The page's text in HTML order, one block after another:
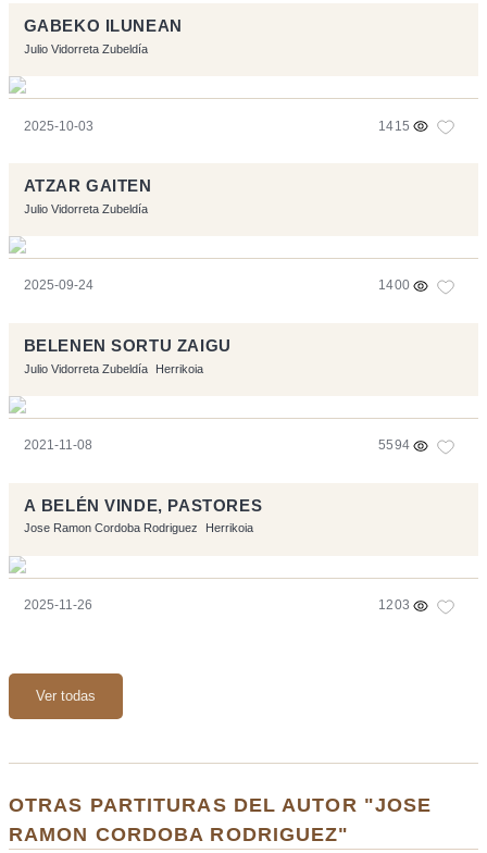
GABEKO ILUNEAN
Julio Vidorreta Zubeldía
2025-10-03 1415
ATZAR GAITEN
Julio Vidorreta Zubeldía
2025-09-24 1400
BELENEN SORTU ZAIGU
Julio Vidorreta Zubeldía Herrikoia
2021-11-08 5594
A BELÉN VINDE, PASTORES
Jose Ramon Cordoba Rodriguez Herrikoia
2025-11-26 1203
Ver todas
OTRAS PARTITURAS DEL AUTOR "JOSE
RAMON CORDOBA RODRIGUEZ"